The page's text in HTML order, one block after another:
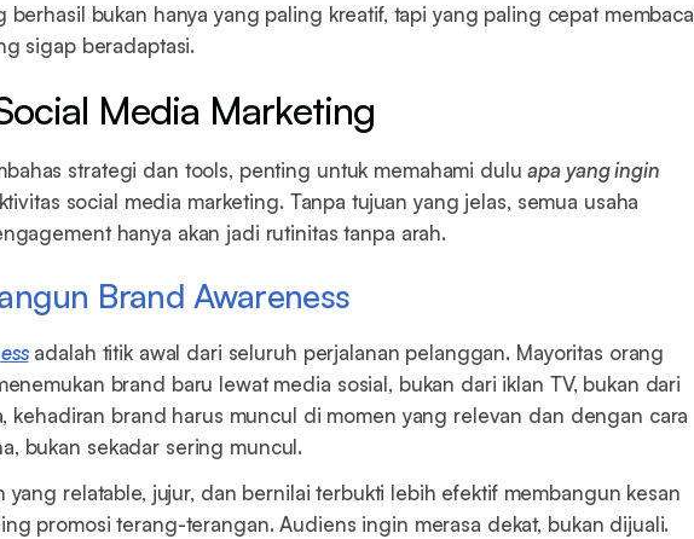
berhasil bukan hanya yang paling kreatif, tapi yang paling cepat membaca
sigap beradaptasi.
Media Marketing
strategi dan tools, penting untuk memahami duluapa yang ingin
social media marketing. Tanpa tujuan yang jelas, semua usaha
hanya akan jadi rutinitas tanpa arah.
Brand Awareness
adalah titik awal dari seluruh perjalanan pelanggan. Mayoritas orang
brand baru lewat media sosial, bukan dari iklan TV, bukan dari
kehadiran brand harus muncul di momen yang relevan dan dengan cara
bukan sekadar sering muncul.
yang relatable, jujur, dan bernilai terbukti lebih efektif membangun kesan
promosi terang-terangan. Audiens ingin merasa dekat, bukan dijuali.